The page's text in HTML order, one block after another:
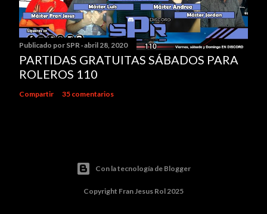
Publicado por SPR abril 28, 2020
PARTIDAS GRATUITAS SÁBADOS PARA
ROLEROS 110
Compartir 35 comentarios
Con la tecnología de Blogger
Copyright Fran Jesus Rol 2025